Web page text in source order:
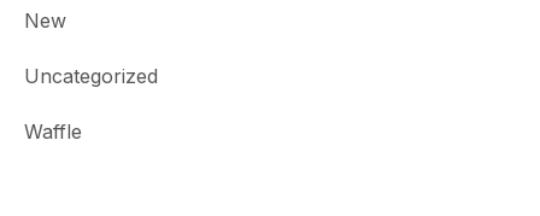
New
Uncategorized
Waffle